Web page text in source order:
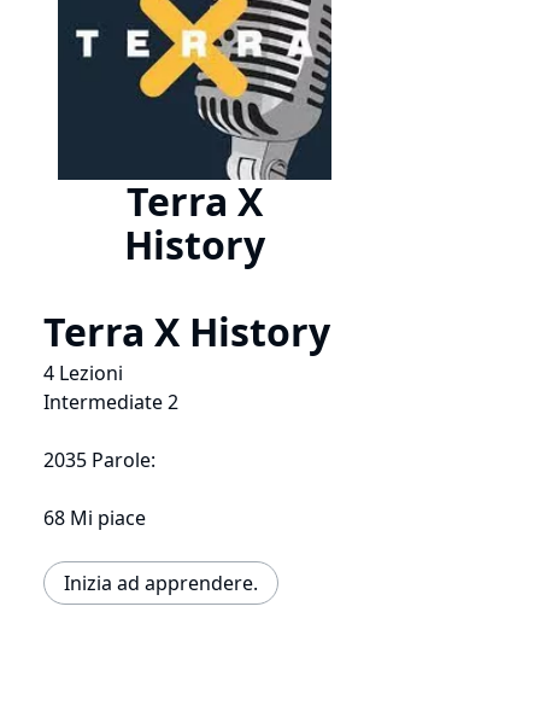
Terra X
History
Terra X History
4 Lezioni
Intermediate 2
2035 Parole:
68 Mi piace
Inizia ad apprendere.